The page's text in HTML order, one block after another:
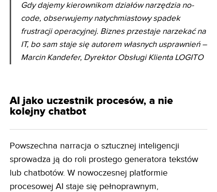
Gdy dajemy kierownikom działów narzędzia no-
code, obserwujemy natychmiastowy spadek
frustracji operacyjnej. Biznes przestaje narzekać na
IT, bo sam staje się autorem własnych usprawnień–
Marcin Kandefer, Dyrektor Obsługi Klienta LOGITO
AI jako uczestnik procesów, a nie
kolejny chatbot
Powszechna narracja o sztucznej inteligencji
sprowadza ją do roli prostego generatora tekstów
lub chatbotów. W nowoczesnej platformie
procesowej AI staje się pełnoprawnym,